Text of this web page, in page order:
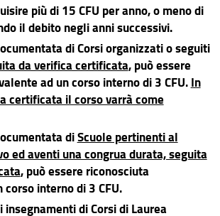
più di 15 CFU per anno, o meno di
il debito negli anni successivi.
di Corsi organizzati o seguiti
da verifica certificata, può essere
ad un corso interno di 3 CFU. In
certificata il corso varrà come
diScuole pertinenti al
ed aventi una congrua durata, seguita
, può essere riconosciuta
interno di 3 CFU.
insegnamenti di Corsi di Laurea